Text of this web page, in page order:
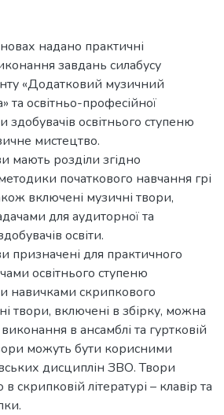
надано практичні
завдань силабусу
«Додатковий музичний
та освітньо-професійної
здобувачів освітнього ступеню
мистецтво.
мають розділи згідно
початкового навчання грі
включені музичні твори,
для аудиторної та
освіти.
призначені для практичного
освітнього ступеню
навичками скрипкового
твори, включені в збірку, можна
в ансамблі та гуртковій
можуть бути корисними
дисциплін ЗВО. Твори
скрипковій літературі – клавір та